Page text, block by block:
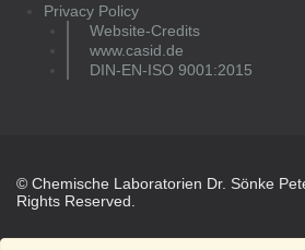
Privacy Policy
Website-Credits
www.casid.de
DIN-EN-ISO 9001:2015
© Chemische Laboratorien Dr. Sönke
Rights Reserved.